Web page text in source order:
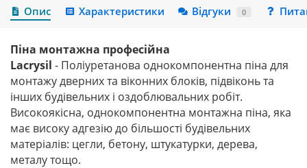
Опис Характеристики Відгуки 0
Піна монтажна професійна
Lacrysil - Поліуретанова однокомпонентна піна для
монтажу дверних та віконних блоків, підвіконь та
інших будівельних і оздоблювальних робіт.
Високоякісна, однокомпонентна монтажна піна, яка
має високу адгезію до більшості будівельних
матеріалів: цегли, бетону, штукатурки, дерева,
металу тощо.